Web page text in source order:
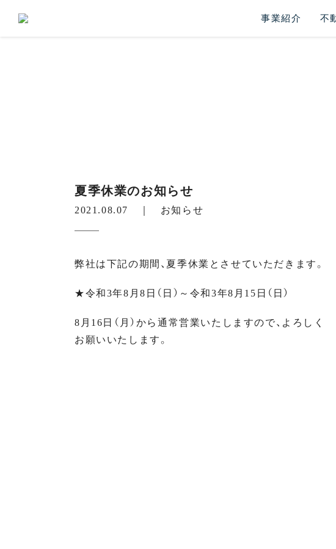
事業紹介 不
夏季休業のお知らせ
2021.08.07 ｜ お知らせ
弊社は下記の期間、夏季休業とさせていただきます。
★令和3年8月8日（日）～令和3年8月15日（日）
8月16日（月）から通常営業いたしますので、よろしく
お願いいたします。